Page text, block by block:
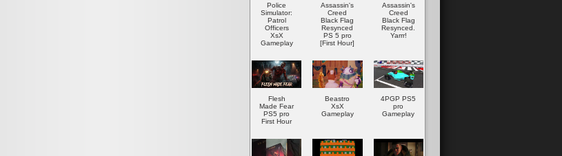
Police
Simulator:
Patrol
Officers
XsX
Gameplay
Assassin's
Creed
Black Flag
Resynced
PS 5 pro
[First Hour]
Assassin's
Creed
Black Flag
Resynced.
Yarrr!
Flesh
Made Fear
PS5 pro
First Hour
Beastro
XsX
Gameplay
4PGP PS5
pro
Gameplay